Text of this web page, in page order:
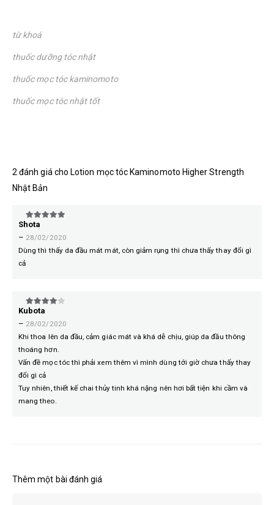
từ khoá
thuốc dưỡng tóc nhật
thuốc mọc tóc kaminomoto
thuốc mọc tóc nhật tốt
2 đánh giá cho Lotion mọc tóc Kaminomoto Higher Strength
Nhật Bản
5trên 5
Shota
– 28/02/2020
Dùng thì thấy da đầu mát mát, còn giảm rụng thì chưa thấy thay đổi gì
cả
4trên 5
Kubota
– 28/02/2020
Khi thoa lên da đầu, cảm giác mát và khá dễ chịu, giúp da đầu thông
thoáng hơn.
Vấn đề mọc tóc thì phải xem thêm vì mình dùng tới giờ chưa thấy thay
đổi gì cả
Tuy nhiên, thiết kế chai thủy tinh khá nặng nên hơi bất tiện khi cầm và
mang theo.
Thêm một bài đánh giá